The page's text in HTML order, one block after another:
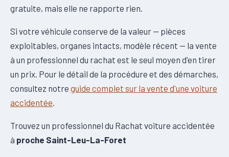
gratuite, mais elle ne rapporte rien.
Si votre véhicule conserve de la valeur — pièces
exploitables, organes intacts, modèle récent — la vente
à un professionnel du rachat est le seul moyen d'en tirer
un prix. Pour le détail de la procédure et des démarches,
consultez notre guide complet sur la vente d'une voiture
accidentée.
Trouvez un professionnel du Rachat voiture accidentée
à proche Saint-Leu-La-Foret